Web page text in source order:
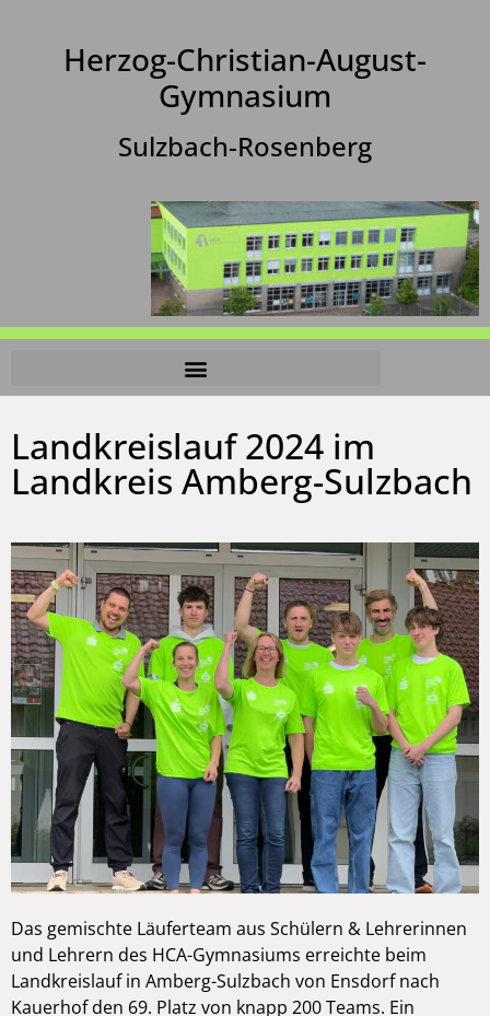
Herzog-Christian-August-
Gymnasium
Sulzbach-Rosenberg
Landkreislauf 2024 im
Landkreis Amberg-Sulzbach
Das gemischte Läuferteam aus Schülern & Lehrerinnen
und Lehrern des HCA-Gymnasiums erreichte beim
Landkreislauf in Amberg-Sulzbach von Ensdorf nach
Kauerhof den 69. Platz von knapp 200 Teams. Ein